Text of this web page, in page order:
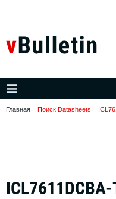
Главная Поиск Datasheets